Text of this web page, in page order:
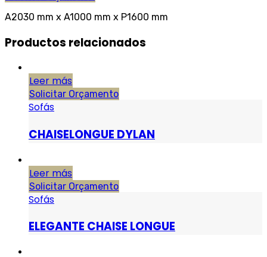
A2030 mm x A1000 mm x P1600 mm
Productos relacionados
Leer más
Solicitar Orçamento
Sofás
CHAISELONGUE DYLAN
Leer más
Solicitar Orçamento
Sofás
ELEGANTE CHAISE LONGUE